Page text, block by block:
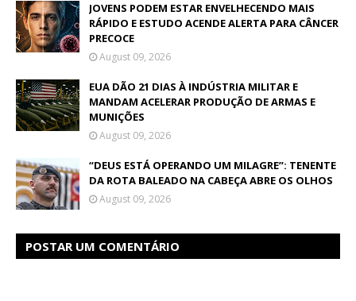
JOVENS PODEM ESTAR ENVELHECENDO MAIS
RÁPIDO E ESTUDO ACENDE ALERTA PARA CÂNCER
PRECOCE
August 09, 2026
EUA DÃO 21 DIAS À INDÚSTRIA MILITAR E
MANDAM ACELERAR PRODUÇÃO DE ARMAS E
MUNIÇÕES
August 09, 2026
“DEUS ESTÁ OPERANDO UM MILAGRE”: TENENTE
DA ROTA BALEADO NA CABEÇA ABRE OS OLHOS
August 09, 2026
POSTAR UM COMENTÁRIO